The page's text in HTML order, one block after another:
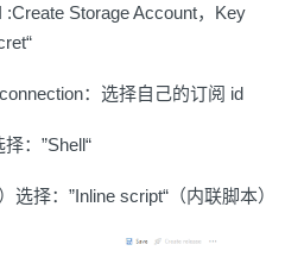
:Create Storage Account，Key
：选择自己的订阅 id
：”Shell“
选择：”Inline script“（内联脚本）